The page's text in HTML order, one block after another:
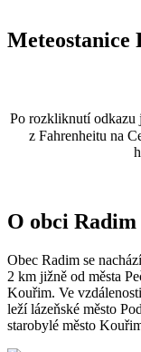
Meteostanice
Po rozkliknutí odkazu
z Fahrenheitu na
O obci Radim
Obec Radim se
2 km jižně od města
Kouřim. Ve
leží lázeňské město
starobylé město